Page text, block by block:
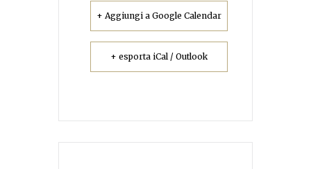
+ Aggiungi a Google Calendar
+ esporta iCal / Outlook